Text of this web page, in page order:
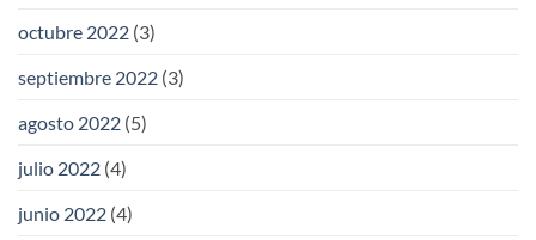
octubre 2022 (3)
septiembre 2022 (3)
agosto 2022 (5)
julio 2022 (4)
junio 2022 (4)